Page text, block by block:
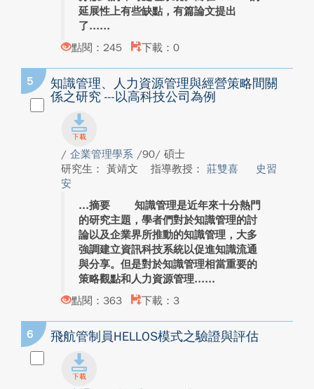
延展性上有些缺點，有篇論文提出
了...
點閱：245
下載：0
5
知識管理、人力資源管理與經營策略間關
係之研究 ---以高科技公司為例
/ 企業管理學系 /90/ 碩士
研究生： 黃靖文
指導教授： 莊雙喜
史習
安
摘要 知識管理是近年來十分熱門
的研究主題，學者們對於知識管理的討
論以及企業界所推動的知識管理，大多
強調建立資訊科技系統以促進知識流通
與分享。但是對於知識管理相當重要的
策略觀點和人力資源管理...
點閱：363
下載：3
6 飛航管制員HELLOS模式之驗證與評估